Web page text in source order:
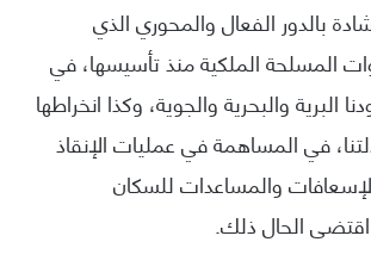
بالدور الفعال والمحوري الذي
المسلحة الملكية منذ تأسيسها، في
البرية والبحرية والجوية، وكذا انخراطها
في المساهمة في عمليات الإنقاذ
والمساعدات للسكان
اقتضى الحال ذلك.